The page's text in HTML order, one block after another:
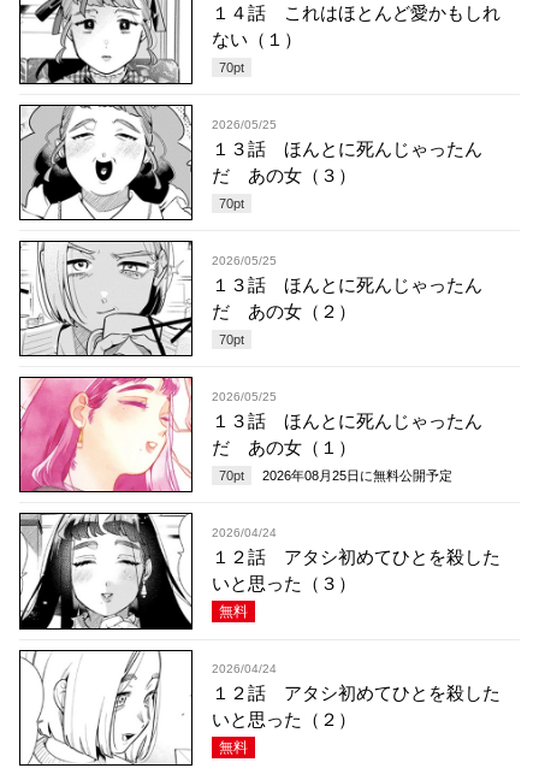
１４話 これはほとんど愛かもしれ
ない（１）
70pt
2026/05/25
１３話 ほんとに死んじゃったん
だ あの女（３）
70pt
2026/05/25
１３話 ほんとに死んじゃったん
だ あの女（２）
70pt
2026/05/25
１３話 ほんとに死んじゃったん
だ あの女（１）
70pt 2026年08月25日 に無料公開予定
2026/04/24
１２話 アタシ初めてひとを殺した
いと思った（３）
無料
2026/04/24
１２話 アタシ初めてひとを殺した
いと思った（２）
無料